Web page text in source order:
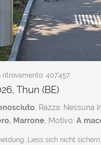
ritrovamento: 407'457
Thun (BE)
, Razza: Nessuna
Marrone, Motivo: A
Liess sich nicht